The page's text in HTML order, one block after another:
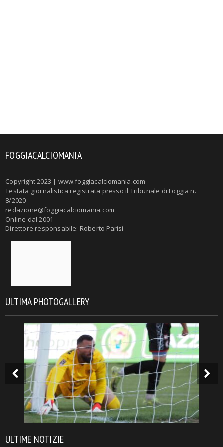
FOGGIACALCIOMANIA
Copyright 2023 | www.foggiacalciomania.com
Testata giornalistica registrata presso il Tribunale di Foggia n.
8/2020
redazione@foggiacalciomania.com
Online dal 2001
Direttore responsabile: Roberto Parisi
ULTIMA PHOTOGALLERY
ULTIME NOTIZIE